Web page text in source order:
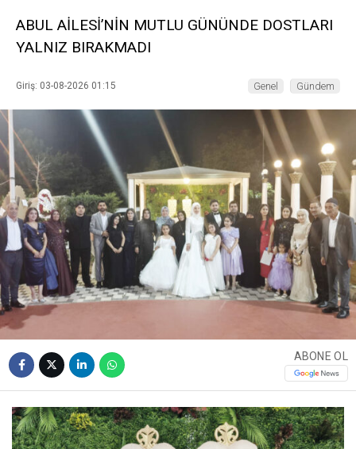
ABUL AİLESİ’NİN MUTLU GÜNÜNDE DOSTLARI
YALNIZ BIRAKMADI
Giriş: 03-08-2026 01:15 Genel Gündem
ABONE OL